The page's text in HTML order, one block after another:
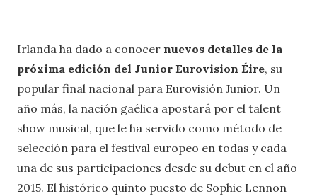
Irlanda ha dado a conocer nuevos detalles de la
próxima edición del Junior Eurovision Éire, su
popular final nacional para Eurovisión Junior. Un
año más, la nación gaélica apostará por el talent
show musical, que le ha servido como método de
selección para el festival europeo en todas y cada
una de sus participaciones desde su debut en el año
2015. El histórico quinto puesto de Sophie Lennon